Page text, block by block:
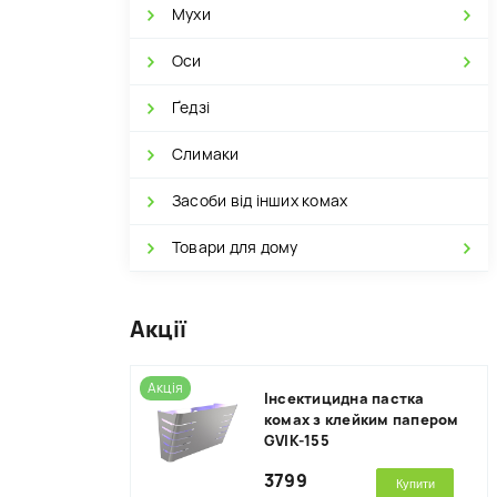
Мухи
Оси
Ґедзі
Слимаки
Засоби від інших комах
Товари для дому
Акції
Акція
Інсектицидна пастка
комах з клейким папером
GVIK-155
3799
Купити